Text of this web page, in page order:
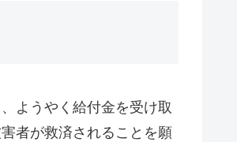
ようやく給付金を受け取
者が救済されることを願